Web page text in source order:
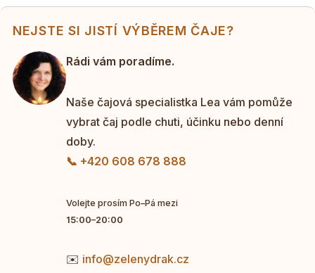
NEJSTE SI JISTÍ VÝBĚREM ČAJE?
Rádi vám poradíme.
Naše čajová specialistka Lea vám pomůže
vybrat čaj podle chuti, účinku nebo denní
doby.
📞 +420 608 678 888
Volejte prosím Po–Pá mezi
15:00–20:00
✉️ info@zelenydrak.cz